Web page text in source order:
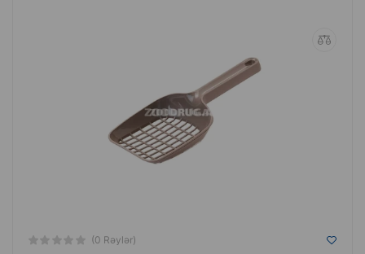
(0 Rəylər)